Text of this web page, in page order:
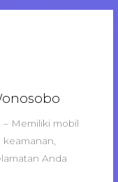
Memiliki mobil
Anda